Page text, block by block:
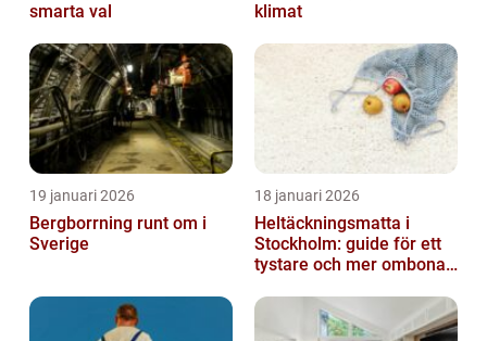
smarta val
klimat
19 januari 2026
Bergborrning runt om i
Sverige
18 januari 2026
Heltäckningsmatta i
Stockholm: guide för ett
tystare och mer ombonat